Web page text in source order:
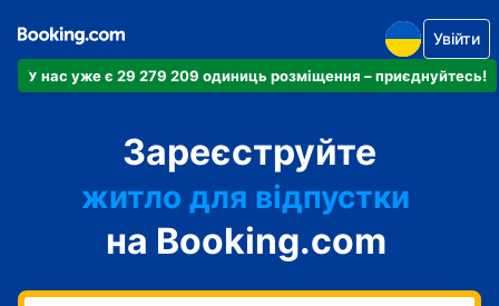
У нас уже є 29 279 209 одиниць розміщення – приєднуйтесь!
Увійти
Зареєструйте
готель
житло для відпустки
гостьовий будинок
готель типу "ліжко і
на Booking.com